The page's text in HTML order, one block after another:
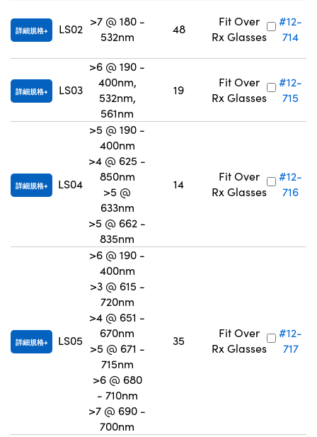
詳細規格 LS02
>7 @ 180 -
532nm
48
Fit Over
Rx Glasses
#12-
714
詳細規格 LS03
>6 @ 190 -
400nm,
532nm,
561nm
19
Fit Over
Rx Glasses
#12-
715
詳細規格 LS04
>5 @ 190 -
400nm
>4 @ 625 -
850nm
>5 @
633nm
>5 @ 662 -
835nm
14
Fit Over
Rx Glasses
#12-
716
詳細規格 LS05
>6 @ 190 -
400nm
>3 @ 615 -
720nm
>4 @ 651 -
670nm
>5 @ 671 -
715nm
>6 @ 680
- 710nm
>7 @ 690 -
700nm
35
Fit Over
Rx Glasses
#12-
717